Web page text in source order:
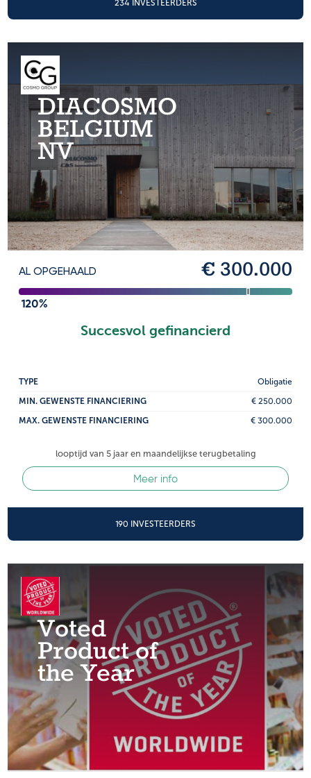
234 INVESTEERDERS
DIACOSMO
BELGIUM
NV
€ 300.000
AL OPGEHAALD
120%
Succesvol gefinancierd
TYPE
Obligatie
MIN. GEWENSTE FINANCIERING
€ 250.000
MAX. GEWENSTE FINANCIERING
€ 300.000
looptijd van 5 jaar en maandelijkse terugbetaling
Meer info
190 INVESTEERDERS
Voted
Product of
the Year